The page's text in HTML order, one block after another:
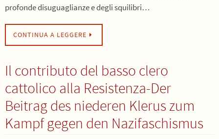
profonde disuguaglianze e degli squilibri…
CONTINUA A LEGGERE
Il contributo del basso clero
cattolico alla Resistenza-Der
Beitrag des niederen Klerus zum
Kampf gegen den Nazifaschismus